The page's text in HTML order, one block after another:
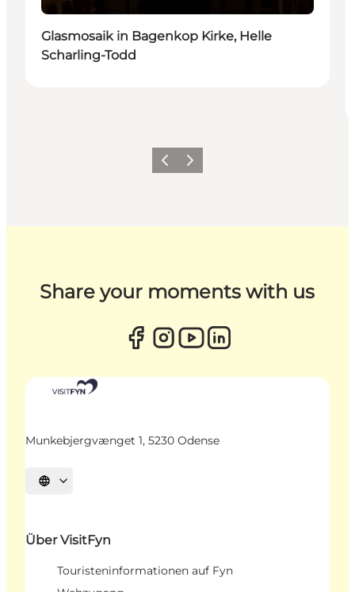
Glasmosaik in Bagenkop Kirke, Helle
Scharling-Todd
ZurückWeiter
Share your moments with us
Munkebjergvænget 1, 5230 Odense
Sprache auswählen
Über VisitFyn
Touristeninformationen auf Fyn